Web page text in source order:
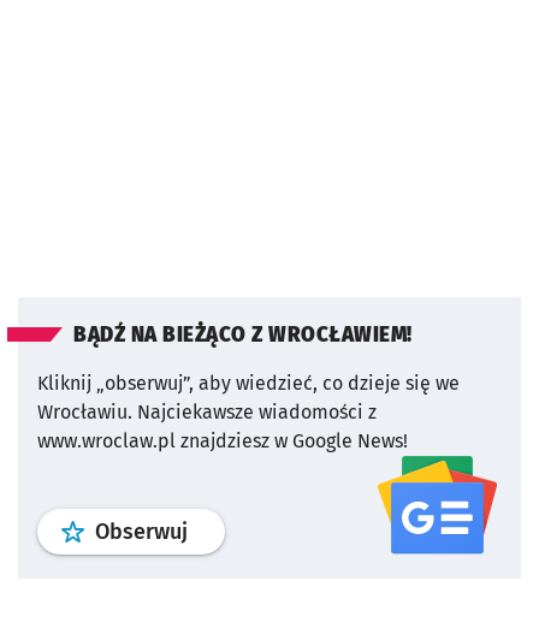
BĄDŹ NA BIEŻĄCO Z WROCŁAWIEM!
Kliknij „obserwuj”, aby wiedzieć, co dzieje się we
Wrocławiu. Najciekawsze wiadomości z
www.wroclaw.pl znajdziesz w Google News!
Obserwuj profil serwisu